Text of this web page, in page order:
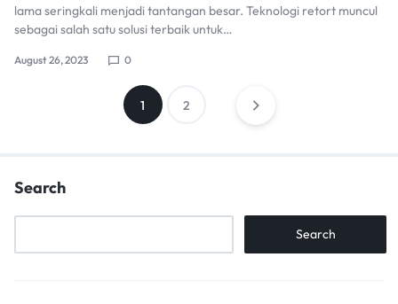
lama seringkali menjadi tantangan besar. Teknologi retort muncul
sebagai salah satu solusi terbaik untuk…
August 26, 2023 0
Posts
pagination
1 2
Search
Search